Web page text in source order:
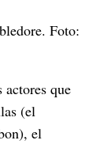
Foto:
que
(el
el